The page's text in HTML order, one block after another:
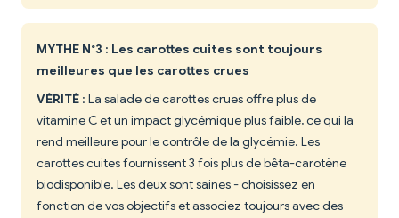
MYTHE N°3 : Les carottes cuites sont toujours
meilleures que les carottes crues
VÉRITÉ : La salade de carottes crues offre plus de
vitamine C et un impact glycémique plus faible, ce qui la
rend meilleure pour le contrôle de la glycémie. Les
carottes cuites fournissent 3 fois plus de bêta-carotène
biodisponible. Les deux sont saines - choisissez en
fonction de vos objectifs et associez toujours avec des